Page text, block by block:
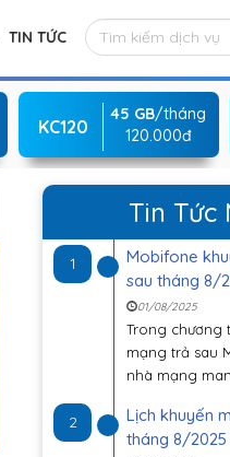
TIN TỨC
KC120
45 GB/tháng
120.000đ
Tin Tức
1
Mobifone
sau tháng 8/
01/08/2025
Trong chương
mạng trả sau
nhà mạng
2
Lịch khuyến
tháng 8/